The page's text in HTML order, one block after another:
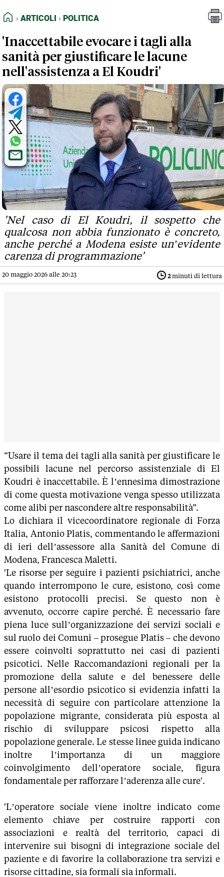
FEED RSS
NORMATIVE DEONTOLOGICHE
TERMINI e CONDIZIONI
HOME
ARTICOLI POLITICA
'Inaccettabile evocare i tagli alla
sanità per giustificare le lacune
nell'assistenza a El Koudri'
'Nel caso di El Koudri, il sospetto che
qualcosa non abbia funzionato è concreto,
anche perché a Modena esiste un’evidente
carenza di programmazione'
20 maggio 2026 alle 20:23 2minuti di lettura
“Usare il tema dei tagli alla sanità per giustificare le
possibili lacune nel percorso assistenziale di El
Koudri è inaccettabile. È l’ennesima dimostrazione
di come questa motivazione venga spesso utilizzata
come alibi per nascondere altre responsabilità”.
Lo dichiara il vicecoordinatore regionale di Forza
Italia, Antonio Platis, commentando le affermazioni
di ieri dell’assessore alla Sanità del Comune di
Modena, Francesca Maletti.
'Le risorse per seguire i pazienti psichiatrici, anche
quando interrompono le cure, esistono, così come
esistono protocolli precisi. Se questo non è
avvenuto, occorre capire perché. È necessario fare
piena luce sull’organizzazione dei servizi sociali e
sul ruolo dei Comuni – prosegue Platis – che devono
essere coinvolti soprattutto nei casi di pazienti
psicotici. Nelle Raccomandazioni regionali per la
promozione della salute e del benessere delle
persone all’esordio psicotico si evidenzia infatti la
necessità di seguire con particolare attenzione la
popolazione migrante, considerata più esposta al
rischio di sviluppare psicosi rispetto alla
popolazione generale. Le stesse linee guida indicano
inoltre l’importanza di un maggiore
coinvolgimento dell’operatore sociale, figura
fondamentale per rafforzare l’aderenza alle cure'.
'L’operatore sociale viene inoltre indicato come
elemento chiave per costruire rapporti con
associazioni e realtà del territorio, capaci di
intervenire sui bisogni di integrazione sociale del
paziente e di favorire la collaborazione tra servizi e
risorse cittadine, sia formali sia informali.